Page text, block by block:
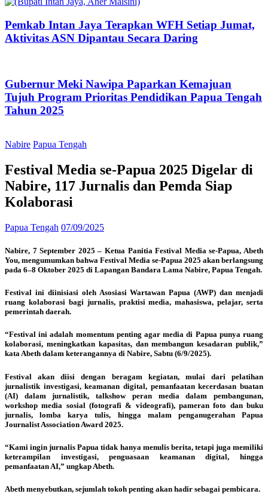
Pemkab Intan Jaya Terapkan WFH Setiap Jumat,
Aktivitas ASN Dipantau Secara Daring
Gubernur Meki Nawipa Paparkan Kemajuan
Tujuh Program Prioritas Pendidikan Papua Tengah
Tahun 2025
Nabire Papua Tengah
Festival Media se-Papua 2025 Digelar di
Nabire, 117 Jurnalis dan Pemda Siap
Kolaborasi
Papua Tengah 07/09/2025
Nabire, 7 September 2025 – Ketua Panitia Festival Media se-Papua, Abeth
You, mengumumkan bahwa Festival Media se-Papua 2025 akan berlangsung
pada 6–8 Oktober 2025 di Lapangan Bandara Lama Nabire, Papua Tengah.
Festival ini diinisiasi oleh Asosiasi Wartawan Papua (AWP) dan menjadi
ruang kolaborasi bagi jurnalis, praktisi media, mahasiswa, pelajar, serta
pemerintah daerah.
“Festival ini adalah momentum penting agar media di Papua punya ruang
kolaborasi, meningkatkan kapasitas, dan membangun kesadaran publik,”
kata Abeth dalam keterangannya di Nabire, Sabtu (6/9/2025).
Festival akan diisi dengan beragam kegiatan, mulai dari pelatihan
jurnalistik investigasi, keamanan digital, pemanfaatan kecerdasan buatan
(AI) dalam jurnalistik, talkshow peran media dalam pembangunan,
workshop media sosial (fotografi & videografi), pameran foto dan buku
jurnalis, lomba karya tulis, hingga malam penganugerahan Papua
Journalist Association Award 2025.
“Kami ingin jurnalis Papua tidak hanya menulis berita, tetapi juga memiliki
keterampilan investigasi, penguasaan keamanan digital, hingga
pemanfaatan AI,” ungkap Abeth.
Abeth menyebutkan, sejumlah tokoh penting akan hadir sebagai pembicara.